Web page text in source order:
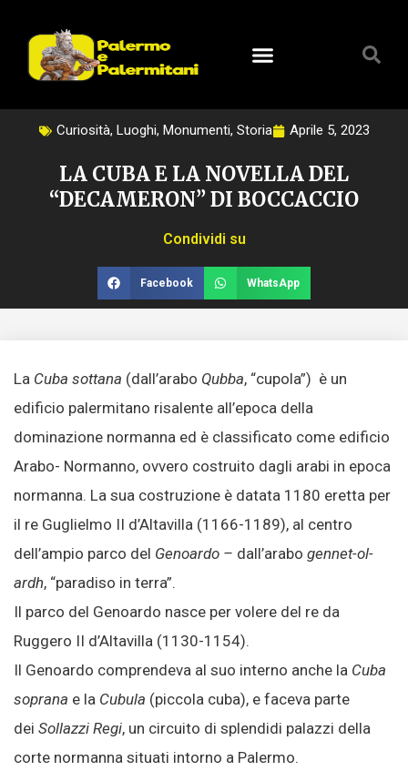
contenuto
Curiosità, Luoghi, Monumenti, Storia Aprile 5, 2023
LA CUBA E LA NOVELLA DEL
“DECAMERON” DI BOCCACCIO
Condividi su
Facebook WhatsApp
La Cuba sottana (dall’arabo Qubba, “cupola”) è un
edificio palermitano risalente all’epoca della
dominazione normanna ed è classificato come edificio
Arabo- Normanno, ovvero costruito dagli arabi in epoca
normanna. La sua costruzione è datata 1180 eretta per
il re Guglielmo II d’Altavilla (1166-1189), al centro
dell’ampio parco del Genoardo – dall’arabo gennet-ol-
ardh, “paradiso in terra”.
Il parco del Genoardo nasce per volere del re da
Ruggero II d’Altavilla (1130-1154).
Il Genoardo comprendeva al suo interno anche la Cuba
soprana e la Cubula (piccola cuba), e faceva parte
dei Sollazzi Regi, un circuito di splendidi palazzi della
corte normanna situati intorno a Palermo.